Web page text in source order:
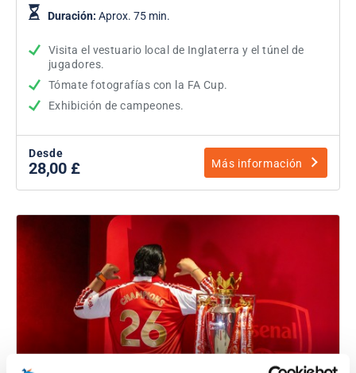
Duración: Aprox. 75 min.
Visita el vestuario local de Inglaterra y el túnel de
jugadores.
Tómate fotografías con la FA Cup.
Exhibición de campeones.
Desde
28,00 £ Más información